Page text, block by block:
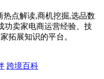
点解读,商机挖掘,选品数
功卖家电商运营经验、技
拓展知识的平台。
跨境百科